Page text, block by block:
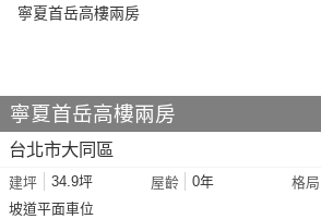
寧夏首岳高樓兩房
台北市大同區
建坪 34.9坪 屋齡 0年 格局
坡道平面車位